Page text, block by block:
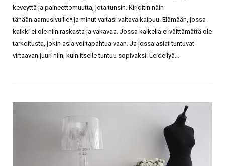
keveyttä ja paineettomuutta, jota tunsin. Kirjoitin näin
tänään aamusivuille* ja minut valtasi valtava kaipuu. Elämään, jossa
kaikki ei ole niin raskasta ja vakavaa. Jossa kaikella ei välttämättä ole
tarkoitusta, jokin asia voi tapahtua vaan. Ja jossa asiat tuntuvat
virtaavan juuri niin, kuin itselle tuntuu sopivaksi. Leideilyä…